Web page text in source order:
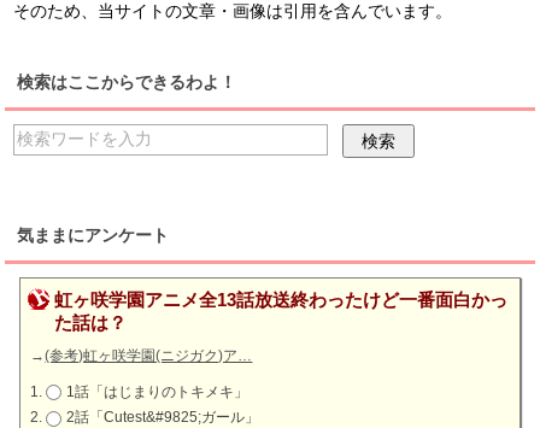
そのため、当サイトの文章・画像は引用を含んでいます。
検索はここからできるわよ！
気ままにアンケート
虹ヶ咲学園アニメ全13話放送終わったけど一番面白かっ
た話は？
→(参考)虹ヶ咲学園(ニジガク)ア…
1話「はじまりのトキメキ」
2話「Cutest&#9825;ガール」